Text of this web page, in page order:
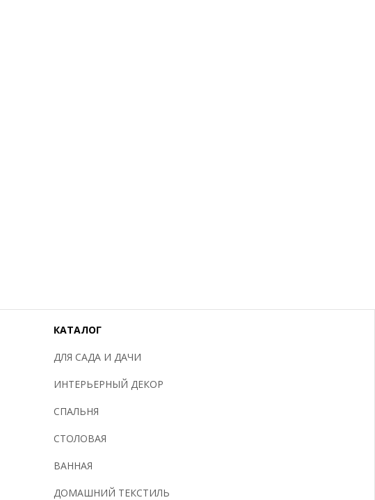
КАТАЛОГ
ДЛЯ САДА И ДАЧИ
ИНТЕРЬЕРНЫЙ ДЕКОР
СПАЛЬНЯ
СТОЛОВАЯ
ВАННАЯ
ДОМАШНИЙ ТЕКСТИЛЬ